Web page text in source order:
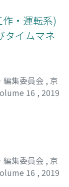
・運転系)
タイムマネ
編集委員会 , 京
16 , 2019
編集委員会 , 京
16 , 2019